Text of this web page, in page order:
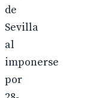
de
Sevilla
al
imponerse
por